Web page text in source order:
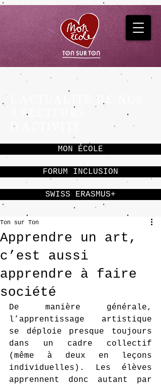
L'ACTUALITÉ DE NOS
3 SECTEURS
D'ACTIVITÉ
MON ÉCOLE
FORUM INCLUSION
SWISS ERASMUS+
Apprendre un art,
c’est aussi
apprendre à faire
société
Ton sur Ton
De manière générale,
l’apprentissage artistique
se déploie presque toujours
dans un cadre collectif
(même à deux en leçons
individuelles). Les élèves
apprennent donc autant par